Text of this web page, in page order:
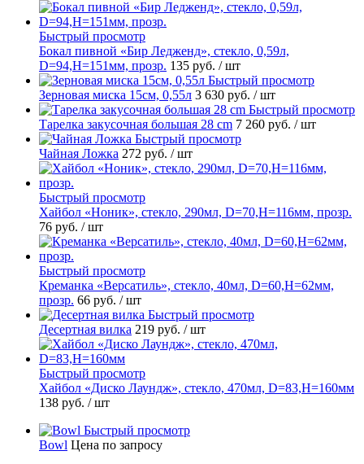
Быстрый просмотр
Бокал пивной «Бир Ледженд», стекло, 0,59л,
D=94,H=151мм, прозр. 135 руб. / шт
Быстрый просмотр
Зерновая миска 15см, 0,55л 3 630 руб. / шт
Быстрый просмотр
Тарелка закусочная большая 28 cm 7 260 руб. / шт
Быстрый просмотр
Чайная Ложка 272 руб. / шт
Быстрый просмотр
Хайбол «Ноник», стекло, 290мл, D=70,H=116мм, прозр.
76 руб. / шт
Быстрый просмотр
Креманка «Версатиль», стекло, 40мл, D=60,H=62мм,
прозр. 66 руб. / шт
Быстрый просмотр
Десертная вилка 219 руб. / шт
Быстрый просмотр
Хайбол «Диско Лаундж», стекло, 470мл, D=83,H=160мм
138 руб. / шт
Быстрый просмотр
Bowl Цена по запросу